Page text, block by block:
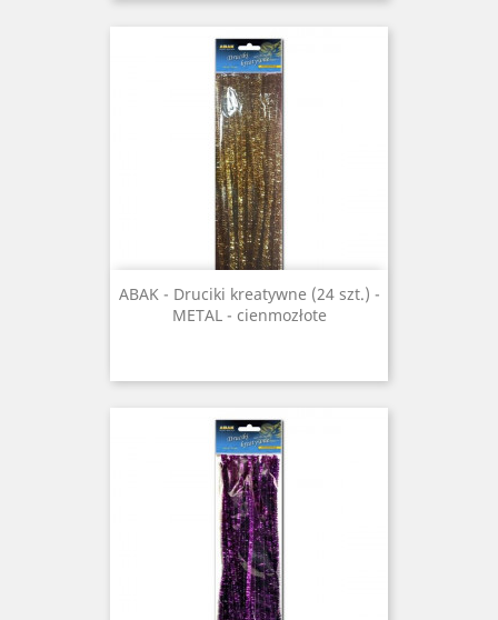
ABAK - Druciki kreatywne (24 szt.) -
METAL - cienmozłote